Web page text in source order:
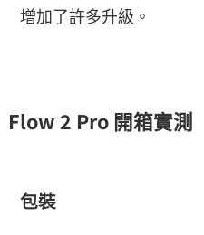
增加了許多升級。
Flow 2 Pro 開箱實測
包裝